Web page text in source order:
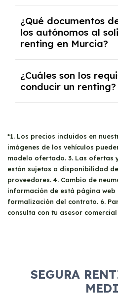
otro.
obligatorios. Además,
de fianzas ni entradas,
excepcionales.
En elrenting,
la opción de compra
finalizar el contrato. Sin
¿Qué documentos
los autónomos al
renting en Murcia?
Losautónomosque
renting en Murcia deben
036/037), impuesto de
personas físicas del
100), trimestres IVA del
303) y resumen del IVA
390).
¿Cuáles son los
conducir un renting?
No hay restricciones
utilizar el vehículo, lo
familiares y amigos lo
cuando cumplan con los
mencionados. No
revisar las condiciones
compartir el coche.
*1. Los precios incluidos en
imágenes de los vehículos
modelo ofertado. 3. Las ofertas
están sujetos a disponibilidad
proveedores. 4. Cambio de
información de está página web
formalización del contrato. 6.
consulta con tu asesor
SEGURA